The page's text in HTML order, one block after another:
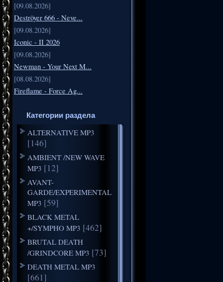
[09.08.2026]
Deströyer 666 - Neve...
[09.08.2026]
Iconic - II 2026
[09.08.2026]
Newman - Your Next M...
[08.08.2026]
Fireflame - Force Ag...
Категории раздела
ALTERNATIVE MP3
[146]
AMBIENT /NEW WAVE
MP3 [12]
AVANT-
GARDE/EXPERIMENTAL
MP3 [59]
BLACK METAL
+/SYMPHO MP3 [462]
BRUTAL DEATH
/GRINDCORE MP3 [73]
DEATH METAL MP3
[661]